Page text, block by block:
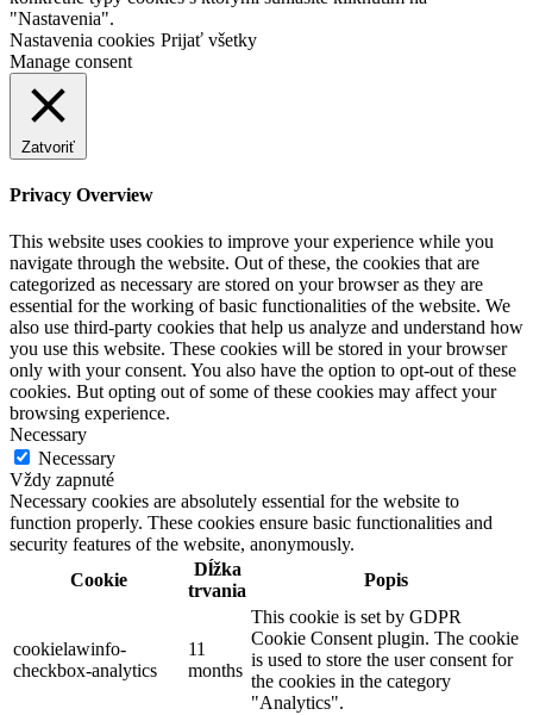
"Nastavenia".
Nastavenia cookies Prijať všetky
Manage consent
Zatvoriť
Privacy Overview
This website uses cookies to improve your experience while you
navigate through the website. Out of these, the cookies that are
categorized as necessary are stored on your browser as they are
essential for the working of basic functionalities of the website. We
also use third-party cookies that help us analyze and understand how
you use this website. These cookies will be stored in your browser
only with your consent. You also have the option to opt-out of these
cookies. But opting out of some of these cookies may affect your
browsing experience.
Necessary
Necessary
Vždy zapnuté
Necessary cookies are absolutely essential for the website to
function properly. These cookies ensure basic functionalities and
security features of the website, anonymously.
Cookie
Dĺžka
trvania
Popis
cookielawinfo-
checkbox-analytics
11
months
This cookie is set by GDPR
Cookie Consent plugin. The cookie
is used to store the user consent for
the cookies in the category
"Analytics".